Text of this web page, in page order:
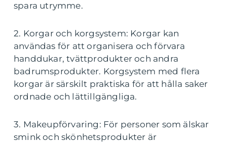
spara utrymme.
2. Korgar och korgsystem: Korgar kan
användas för att organisera och förvara
handdukar, tvättprodukter och andra
badrumsprodukter. Korgsystem med flera
korgar är särskilt praktiska för att hålla saker
ordnade och lättillgängliga.
3. Makeupförvaring: För personer som älskar
smink och skönhetsprodukter är